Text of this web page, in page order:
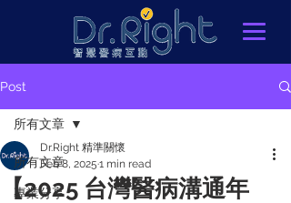
Post
所有文章
專業分享
所有文章
【2025 台灣醫病溝通年
Dr.Right 精準關懷
Feb 8, 2025 1 min read